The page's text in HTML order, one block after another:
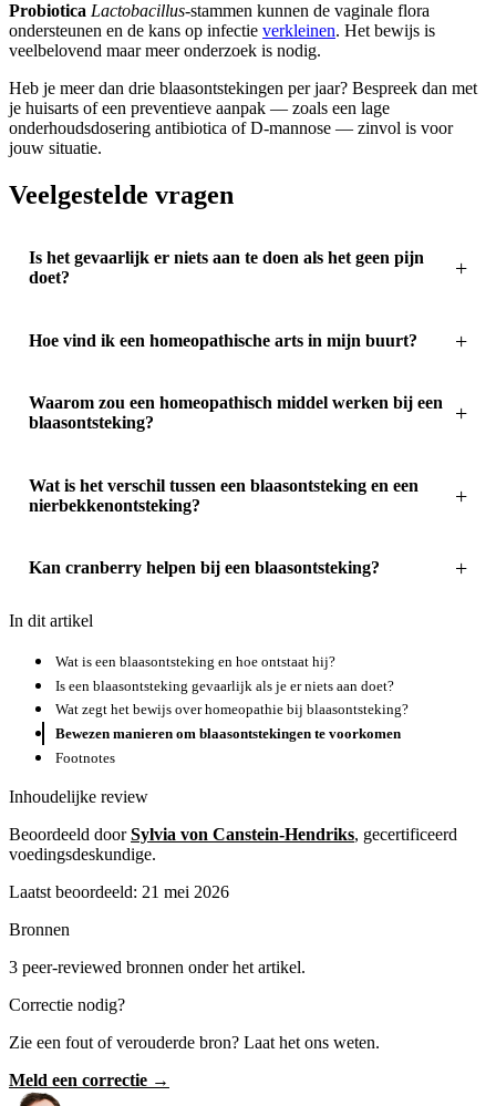
Probiotica Lactobacillus-stammen kunnen de vaginale flora
ondersteunen en de kans op infectie verkleinen. Het bewijs is
veelbelovend maar meer onderzoek is nodig.
Heb je meer dan drie blaasontstekingen per jaar? Bespreek dan met
je huisarts of een preventieve aanpak — zoals een lage
onderhoudsdosering antibiotica of D-mannose — zinvol is voor
jouw situatie.
Veelgestelde vragen
Is het gevaarlijk er niets aan te doen als het geen pijn
doet?
Hoe vind ik een homeopathische arts in mijn buurt?
Waarom zou een homeopathisch middel werken bij een
blaasontsteking?
Wat is het verschil tussen een blaasontsteking en een
nierbekkenontsteking?
Kan cranberry helpen bij een blaasontsteking?
In dit artikel
Wat is een blaasontsteking en hoe ontstaat hij?
Is een blaasontsteking gevaarlijk als je er niets aan doet?
Wat zegt het bewijs over homeopathie bij blaasontsteking?
Bewezen manieren om blaasontstekingen te voorkomen
Footnotes
Inhoudelijke review
Beoordeeld doorSylvia von Canstein-Hendriks, gecertificeerd
voedingsdeskundige.
Laatst beoordeeld: 21 mei 2026
Bronnen
3 peer-reviewed bronnen onder het artikel.
Correctie nodig?
Zie een fout of verouderde bron? Laat het ons weten.
Meld een correctie →